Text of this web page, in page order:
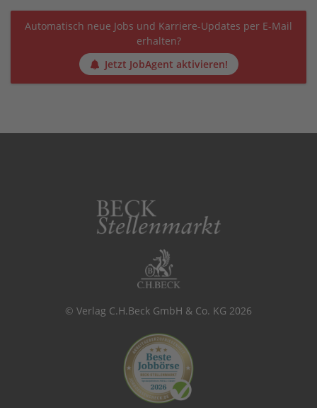
Automatisch neue Jobs und Karriere-Updates per E-Mail
erhalten?
Jetzt JobAgent aktivieren!
© Verlag C.H.Beck GmbH & Co. KG 2026